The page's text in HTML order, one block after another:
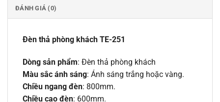
ĐÁNH GIÁ (0)
Đèn thả phòng khách TE-251
Dòng sản phẩm: Đèn thả phòng khách
Màu sắc ánh sáng: Ánh sáng trắng hoặc vàng.
Chiều ngang đèn: 800mm.
Chiều cao đèn: 600mm.